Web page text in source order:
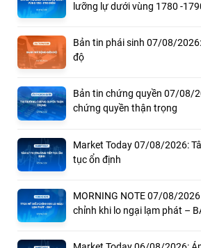
lưỡng lự dưới vùng 1780 -
Bản tin phái sinh 07/08/
độ
Bản tin chứng quyền 07/08/
chứng quyền thận trọng
Market Today 07/08/2026:
tục ổn định
MORNING NOTE 07/08/
chỉnh khi lo ngại lạm phát –